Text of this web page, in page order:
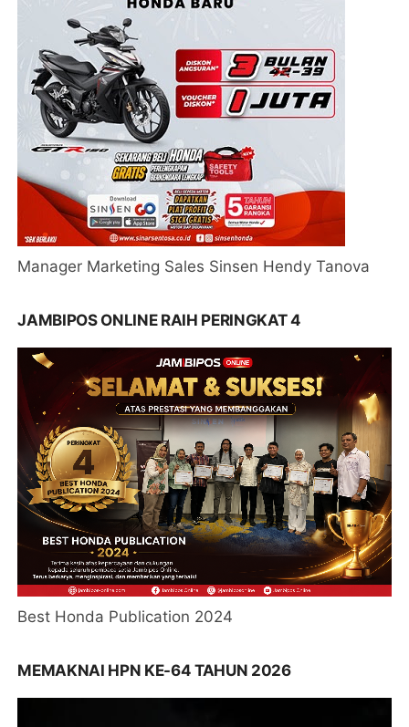
Manager Marketing Sales Sinsen Hendy Tanova
JAMBIPOS ONLINE RAIH PERINGKAT 4
Best Honda Publication 2024
MEMAKNAI HPN KE-64 TAHUN 2026